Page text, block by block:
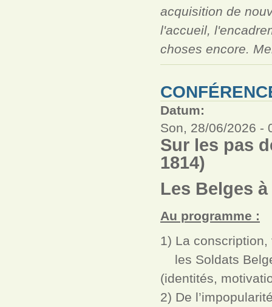
acquisition de
l'accueil,
choses encore.
Datum:
Son, 28/06/2026 -
Sur les pas
1814)
Les Belges
Au programme :
1) La
les Soldats
(identités,
2) De